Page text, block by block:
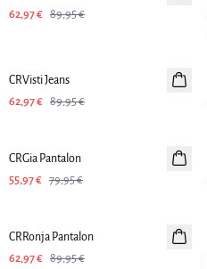
62,97 € 89,95 €
CRVisti Jeans
62,97 € 89,95 €
CRGia Pantalon
55,97 € 79,95 €
CRRonja Pantalon
62,97 € 89,95 €